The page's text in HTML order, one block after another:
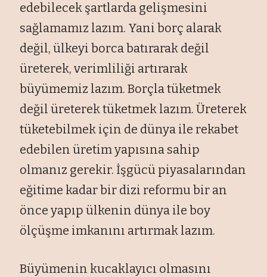
edebilecek şartlarda gelişmesini
sağlamamız lazım. Yani borç alarak
değil, ülkeyi borca batırarak değil
üreterek, verimliliği artırarak
büyümemiz lazım. Borçla tüketmek
değil üreterek tüketmek lazım. Üreterek
tüketebilmek için de dünya ile rekabet
edebilen üretim yapısına sahip
olmanız gerekir. İşgücü piyasalarından
eğitime kadar bir dizi reformu bir an
önce yapıp ülkenin dünya ile boy
ölçüşme imkanını artırmak lazım.
Büyümenin kucaklayıcı olmasını